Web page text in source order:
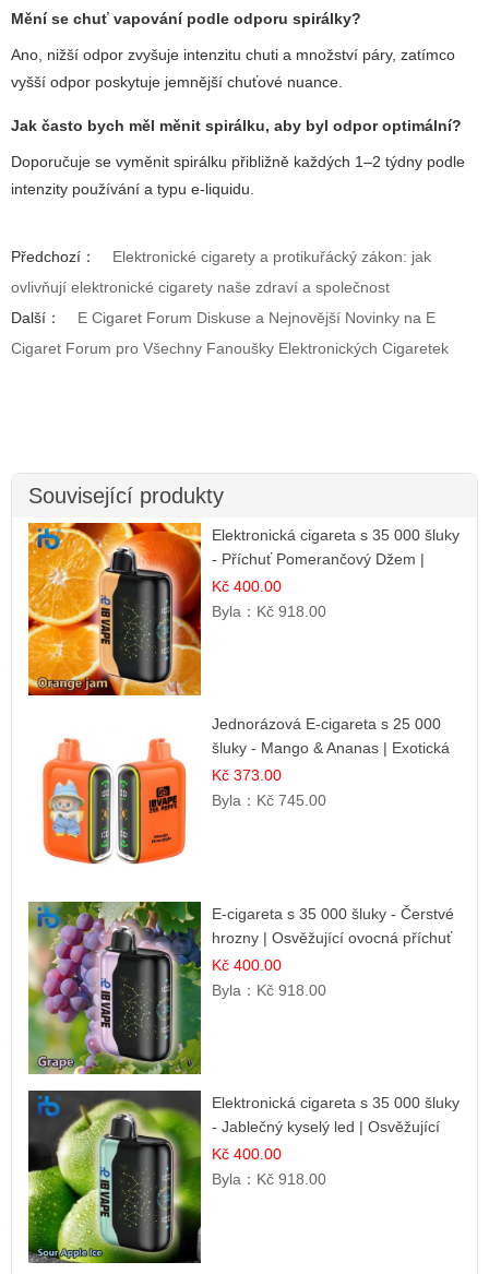
Mění se chuť vapování podle odporu spirálky?
Ano, nižší odpor zvyšuje intenzitu chuti a množství páry, zatímco
vyšší odpor poskytuje jemnější chuťové nuance.
Jak často bych měl měnit spirálku, aby byl odpor optimální?
Doporučuje se vyměnit spirálku přibližně každých 1–2 týdny podle
intenzity používání a typu e-liquidu.
Předchozí：
Elektronické cigarety a protikuřácký zákon: jak
ovlivňují elektronické cigarety naše zdraví a společnost
Další：
E Cigaret Forum Diskuse a Nejnovější Novinky na E
Cigaret Forum pro Všechny Fanoušky Elektronických Cigaretek
Související produkty
Elektronická cigareta s 35 000 šluky
- Příchuť Pomerančový Džem |
Dlouhotrvající zážitek
Kč 400.00
Byla： Kč 918.00
Jednorázová E-cigareta s 25 000
šluky - Mango & Ananas | Exotická
ovocná směs
Kč 373.00
Byla： Kč 745.00
E-cigareta s 35 000 šluky - Čerstvé
hrozny | Osvěžující ovocná příchuť
Kč 400.00
Byla： Kč 918.00
Elektronická cigareta s 35 000 šluky
- Jablečný kyselý led | Osvěžující
kyselá jablka
Kč 400.00
Byla： Kč 918.00